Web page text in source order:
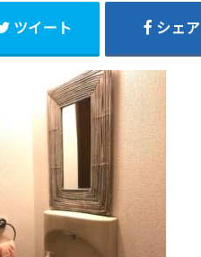
ツイート シェア